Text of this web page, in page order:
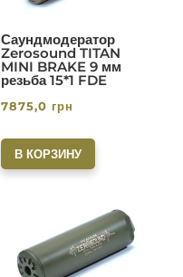
Саундмодератор
Zerosound TITAN
MINI BRAKE 9 мм
резьба 15*1 FDE
7875,0 грн
В КОРЗИНУ